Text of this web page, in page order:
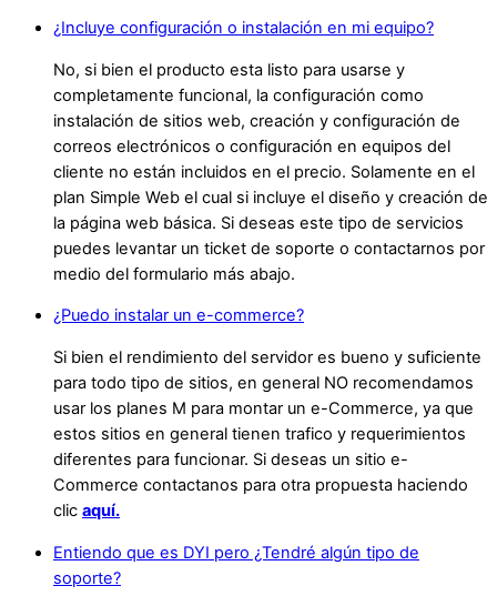
¿Incluye configuración o instalación en mi equipo?
No, si bien el producto esta listo para usarse y
completamente funcional, la configuración como
instalación de sitios web, creación y configuración de
correos electrónicos o configuración en equipos del
cliente no están incluidos en el precio. Solamente en el
plan Simple Web el cual si incluye el diseño y creación de
la página web básica. Si deseas este tipo de servicios
puedes levantar un ticket de soporte o contactarnos por
medio del formulario más abajo.
¿Puedo instalar un e-commerce?
Si bien el rendimiento del servidor es bueno y suficiente
para todo tipo de sitios, en general NO recomendamos
usar los planes M para montar un e-Commerce, ya que
estos sitios en general tienen trafico y requerimientos
diferentes para funcionar. Si deseas un sitio e-
Commerce contactanos para otra propuesta haciendo
clic aquí.
Entiendo que es DYI pero ¿Tendré algún tipo de
soporte?